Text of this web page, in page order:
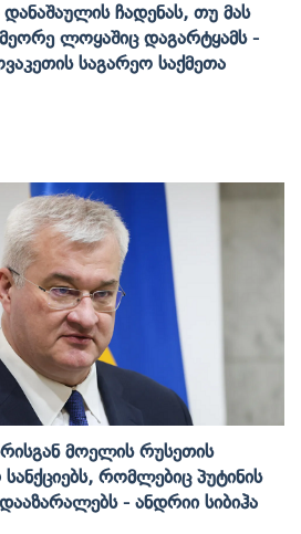
Დანაშაულის Ჩადენას, Თუ Მას
Ლოყაშიც Დაგარტყამს -
Საგარეო Საქმეთა
Მოელის Რუსეთის
Რომლებიც Პუტინის
- Ანდრიი Სიბიჰა